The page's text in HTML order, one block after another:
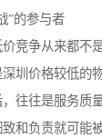
”的参与者
竞争从来都不
圳价格较低的
往往是服务质
和负责就可能